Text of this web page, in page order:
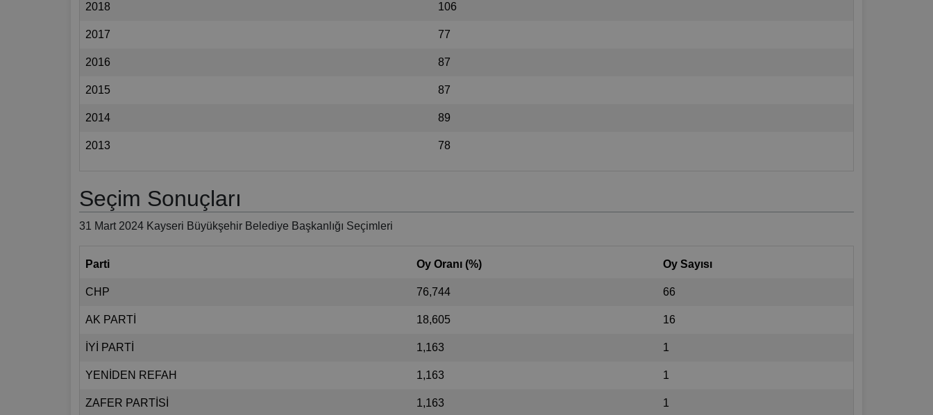
2018 106
2017 77
2016 87
2015 87
2014 89
2013 78
Seçim Sonuçları
31 Mart 2024 Kayseri Büyükşehir Belediye Başkanlığı Seçimleri
Parti Oy Oranı (%) Oy Sayısı
CHP 76,744 66
AK PARTİ 18,605 16
İYİ PARTİ 1,163 1
YENİDEN REFAH 1,163 1
ZAFER PARTİSİ 1,163 1